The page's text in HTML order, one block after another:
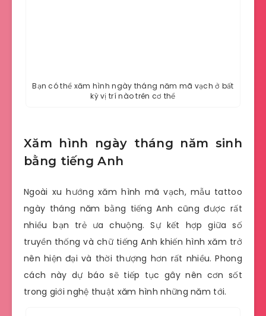
Bạn có thể xăm hình ngày tháng năm mã vạch ở bất
kỳ vị trí nào trên cơ thể
Xăm hình ngày tháng năm sinh
bằng tiếng Anh
Ngoài xu hướng xăm hình mã vạch, mẫu tattoo
ngày tháng năm bằng tiếng Anh cũng được rất
nhiều bạn trẻ ưa chuộng. Sự kết hợp giữa số
truyền thống và chữ tiếng Anh khiến hình xăm trở
nên hiện đại và thời thượng hơn rất nhiều. Phong
cách này dự báo sẽ tiếp tục gây nên cơn sốt
trong giới nghệ thuật xăm hình những năm tới.